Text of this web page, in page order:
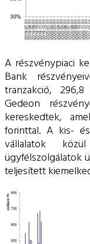
A részvénypiaci
Bank
tranzakció,
Gedeon
kereskedtek,
forinttal. A kis-
vállalatok
ügyfélszolgálatok
teljesített